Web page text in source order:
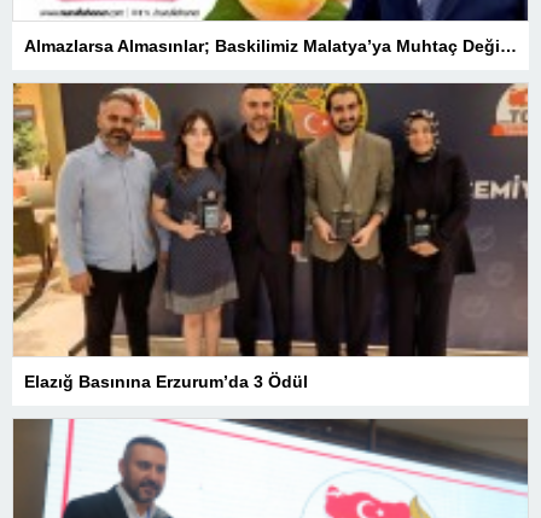
Almazlarsa Almasınlar; Baskilimiz Malatya’ya Muhtaç Değildir
Elazığ Basınına Erzurum’da 3 Ödül